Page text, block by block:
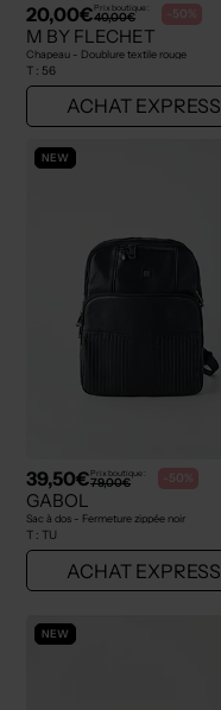
20,00€Prix boutique :
40,00€ -50%
M BY FLECHET
Chapeau - Doublure textile rouge
T : 56
ACHAT EXPRESS
NEW
39,50€Prix boutique :
79,00€ -50%
GABOL
Sac à dos - Fermeture zippée noir
T : TU
ACHAT EXPRESS
NEW